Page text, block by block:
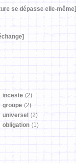
se dépasse elle-même]
inceste (2)
groupe (2)
universel (2)
obligation (1)